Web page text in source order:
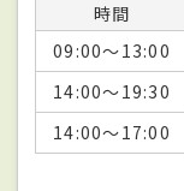
時間
09:00～13:00
14:00～19:30
14:00～17:00